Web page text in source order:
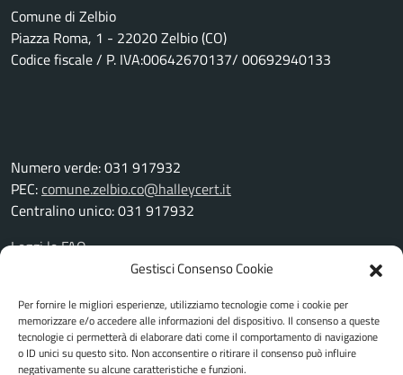
Gestisci Consenso Cookie
Per fornire le migliori esperienze, utilizziamo tecnologie come i cookie per
memorizzare e/o accedere alle informazioni del dispositivo. Il consenso a queste
tecnologie ci permetterà di elaborare dati come il comportamento di navigazione
o ID unici su questo sito. Non acconsentire o ritirare il consenso può influire
negativamente su alcune caratteristiche e funzioni.
Comune di Zelbio
Piazza Roma, 1 - 22020 Zelbio (CO)
Codice fiscale / P. IVA:00642670137/ 00692940133
Numero verde: 031 917932
PEC:comune.zelbio.co@halleycert.it
Centralino unico: 031 917932
Leggi le FAQ
Prenotazione appuntamento
Richiesta assistenza
Amministrazione trasparente
Albo pretorio